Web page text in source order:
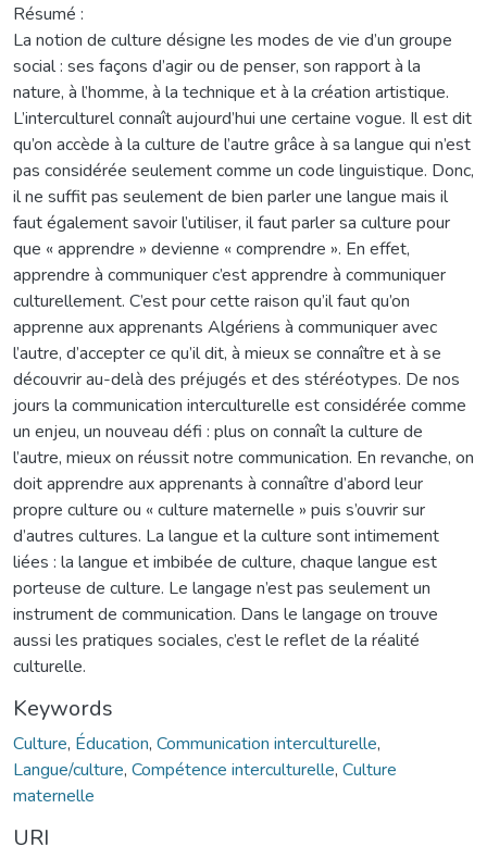
Résumé :
La notion de culture désigne les modes de vie d’un groupe
social : ses façons d’agir ou de penser, son rapport à la
nature, à l’homme, à la technique et à la création artistique.
L’interculturel connaît aujourd’hui une certaine vogue. Il est dit
qu’on accède à la culture de l’autre grâce à sa langue qui n’est
pas considérée seulement comme un code linguistique. Donc,
il ne suffit pas seulement de bien parler une langue mais il
faut également savoir l’utiliser, il faut parler sa culture pour
que « apprendre » devienne « comprendre ». En effet,
apprendre à communiquer c’est apprendre à communiquer
culturellement. C’est pour cette raison qu’il faut qu’on
apprenne aux apprenants Algériens à communiquer avec
l’autre, d’accepter ce qu’il dit, à mieux se connaître et à se
découvrir au-delà des préjugés et des stéréotypes. De nos
jours la communication interculturelle est considérée comme
un enjeu, un nouveau défi : plus on connaît la culture de
l’autre, mieux on réussit notre communication. En revanche, on
doit apprendre aux apprenants à connaître d’abord leur
propre culture ou « culture maternelle » puis s’ouvrir sur
d’autres cultures. La langue et la culture sont intimement
liées : la langue et imbibée de culture, chaque langue est
porteuse de culture. Le langage n’est pas seulement un
instrument de communication. Dans le langage on trouve
aussi les pratiques sociales, c’est le reflet de la réalité
culturelle.
Keywords
Culture, Éducation, Communication interculturelle,
Langue/culture, Compétence interculturelle, Culture
maternelle
URI